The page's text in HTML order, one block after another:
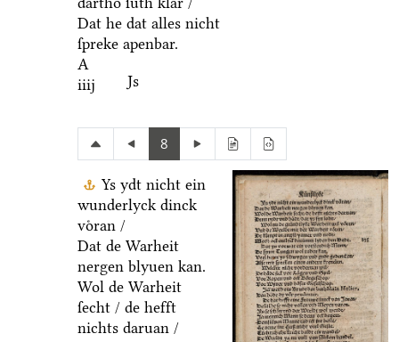
Dat he dat alles nicht
ſpreke apenbar.
A
iiij
Js
8
Ys ydt nicht ein
wunderlyck dinck
voͤran /
Dat de Warheit
nergen blyuen kan.
Wol de Warheit
ſecht / de hefft
nichts daruan /